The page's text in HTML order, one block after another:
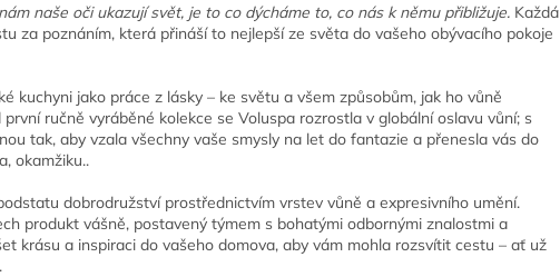
naše oči ukazují svět, je to co dýcháme to, co nás k němu přibližuje. Každá
za poznáním, která přináší to nejlepší ze světa do vašeho obývacího pokoje
kuchyni jako práce z lásky – ke světu a všem způsobům, jak ho vůně
ručně vyráběné kolekce se Voluspa rozrostla v globální oslavu vůní; s
tak, aby vzala všechny vaše smysly na let do fantazie a přenesla vás do
okamžiku..
dobrodružství prostřednictvím vrstev vůně a expresivního umění.
produkt vášně, postavený týmem s bohatými odbornými znalostmi a
krásu a inspiraci do vašeho domova, aby vám mohla rozsvítit cestu – ať už